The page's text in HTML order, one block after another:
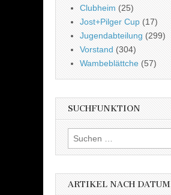
Clubheim (25)
Jost+Pilger Cup (17)
Jugendabteilung (299)
Vorstand (304)
Wambeblättche (57)
SUCHFUNKTION
Suchen
nach:
ARTIKEL NACH DATUM